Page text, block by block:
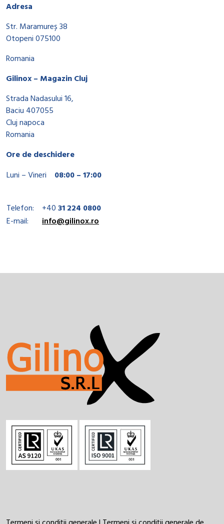
Adresa
Str. Maramureș 38
Otopeni 075100
Romania
Gilinox – Magazin Cluj
Strada Nadasului 16,
Baciu 407055
Cluj napoca
Romania
Ore de deschidere
Luni – Vineri
08:00 – 17:00
Telefon: +4031 224 0800
E-mail:
info@gilinox.ro